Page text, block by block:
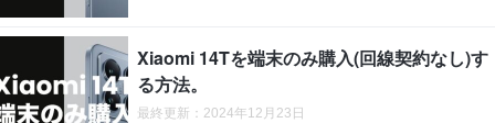
Xiaomi 14Tを端末のみ購入(回線契約なし)す
る方法。
最終更新：2024年12月23日